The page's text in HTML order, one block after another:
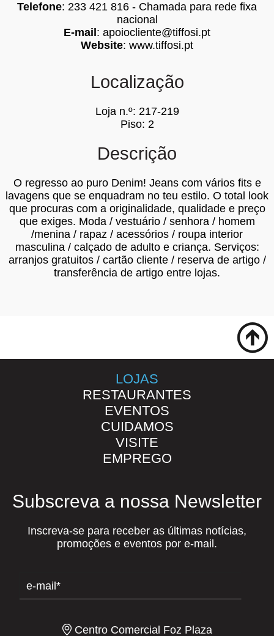
Telefone: 233 421 816 - Chamada para rede fixa
nacional
E-mail : apoiocliente@tiffosi.pt
Website: www.tiffosi.pt
Localização
Loja n.º: 217-219
Piso: 2
Descrição
O regresso ao puro Denim! Jeans com vários fits e
lavagens que se enquadram no teu estilo. O total look
que procuras com a originalidade, qualidade e preço
que exiges. Moda / vestuário / senhora / homem
/menina / rapaz / acessórios / roupa interior
masculina / calçado de adulto e criança. Serviços:
arranjos gratuitos / cartão cliente / reserva de artigo /
transferência de artigo entre lojas.
LOJAS
RESTAURANTES
EVENTOS
CUIDAMOS
VISITE
EMPREGO
Subscreva a nossa Newsletter
Inscreva-se para receber as últimas notícias,
promoções e eventos por e-mail.
Centro Comercial Foz Plaza